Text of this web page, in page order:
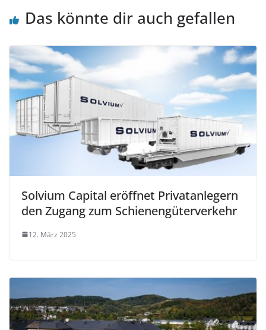
Das könnte dir auch gefallen
Solvium Capital eröffnet Privatanlegern
den Zugang zum Schienengüterverkehr
12. März 2025